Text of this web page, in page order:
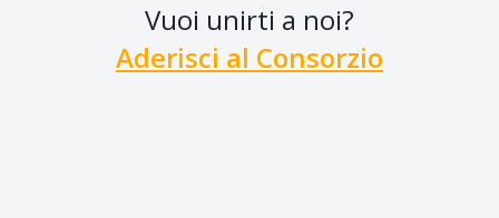
Vuoi unirti a noi?
Aderisci al Consorzio